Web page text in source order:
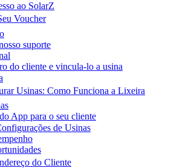
ao SolarZ
Voucher
suporte
do cliente e vincula-lo a usina
Usinas: Como Funciona a Lixeira
App para o seu cliente
de Usinas
do Cliente